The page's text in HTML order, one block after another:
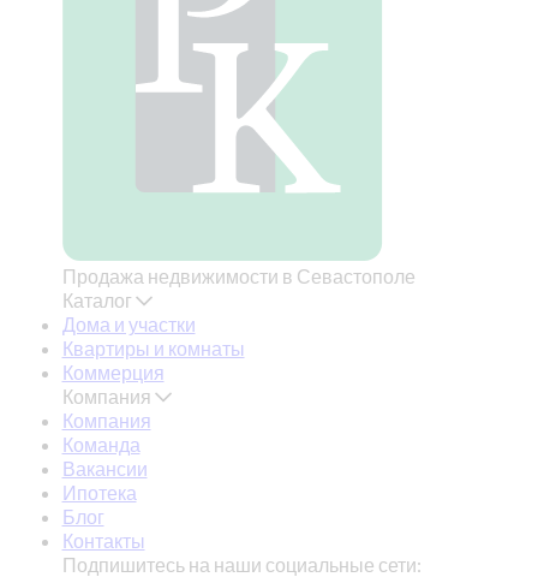
Продажа недвижимости в Севастополе
Каталог
Дома и участки
Квартиры и комнаты
Коммерция
Компания
Компания
Команда
Вакансии
Ипотека
Блог
Контакты
Подпишитесь на наши социальные сети: